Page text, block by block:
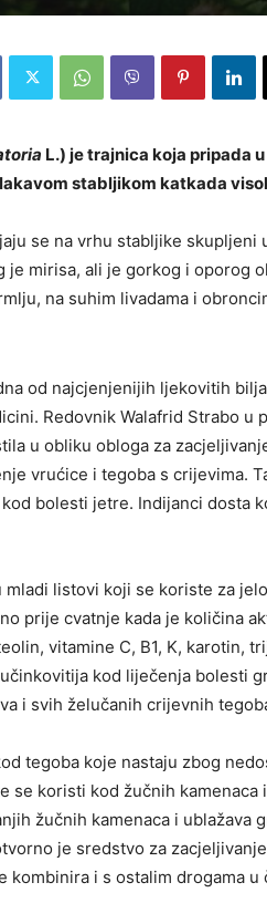
L.) je trajnica koja pripada
stabljikom katkada
se na vrhu stabljike skupljeni
je mirisa, ali je gorkog i oporog
na suhim livadama i
od najcjenjenijih ljekovitih
Redovnik Walafrid Strabo u
u obliku obloga za
vrućice i tegoba s crijevima.
bolesti jetre. Indijanci dosta
listovi koji se koriste za
prije cvatnje kada je količina
vitamine C, B1, K, karotin,
kod liječenja bolesti
i svih želučanih crijevnih
tegoba koje nastaju zbog
se koristi kod žučnih
žučnih kamenaca i
je sredstvo za
kombinira i s ostalim drogama u